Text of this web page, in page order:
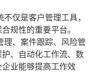
仅是客户管理工具，
规性的重要平台。
理、案件跟踪、风险管
、自动化工作流、数
业能够提高工作效